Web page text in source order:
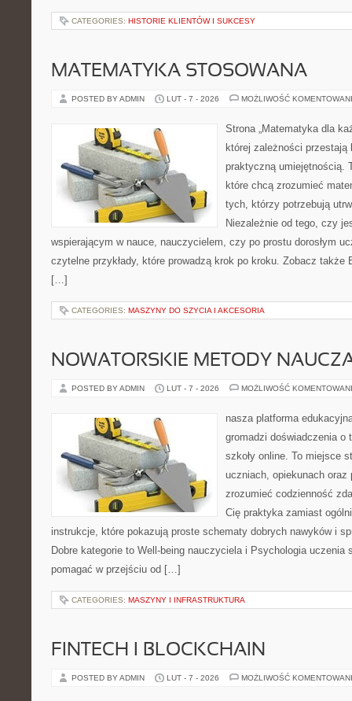
CATEGORIES: HISTORIE KLIENTÓW I SUKCESY
MATEMATYKA STOSOWANA
POSTED BY ADMIN LUT - 7 - 2026 MOŻLIWOŚĆ
Strona „Matematyka dla
której zależności
praktyczną umiejętnością.
które chcą zrozumieć
tych, którzy potrzebują
Niezależnie od tego, czy
wspierającym w nauce, nauczycielem, czy po prostu dorosłym
czytelne przykłady, które prowadzą krok po kroku. Zobacz także
[…]
CATEGORIES: MASZYNY DO SZYCIA I AKCESORIA
NOWATORSKIE METODY
POSTED BY ADMIN LUT - 7 - 2026 MOŻLIWOŚĆ
nasza platforma
gromadzi doświadczenia
szkoły online. To miejsce
uczniach, opiekunach
zrozumieć codzienność
Cię praktyka zamiast
instrukcje, które pokazują proste schematy dobrych nawyków i
Dobre kategorie to Well-being nauczyciela i Psychologia uczenia
pomagać w przejściu od […]
CATEGORIES: MASZYNY I INFRASTRUKTURA
FINTECH I BLOCKCHAIN
POSTED BY ADMIN LUT - 7 - 2026 MOŻLIWOŚĆ